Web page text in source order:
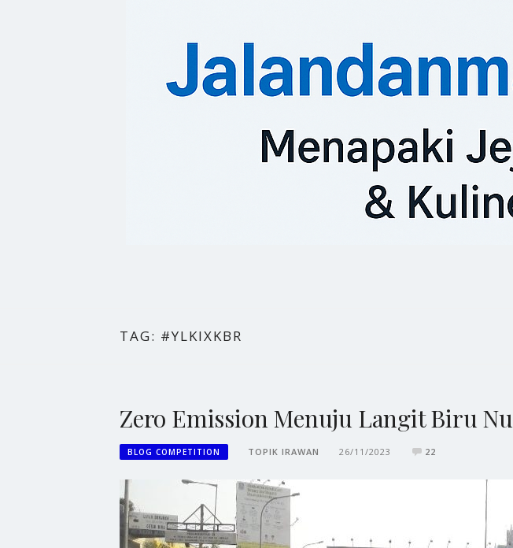
TAG: #YLKIXKBR
Zero Emission Menuju Langit Biru
BLOG COMPETITION TOPIK IRAWAN 26/11/2023 22